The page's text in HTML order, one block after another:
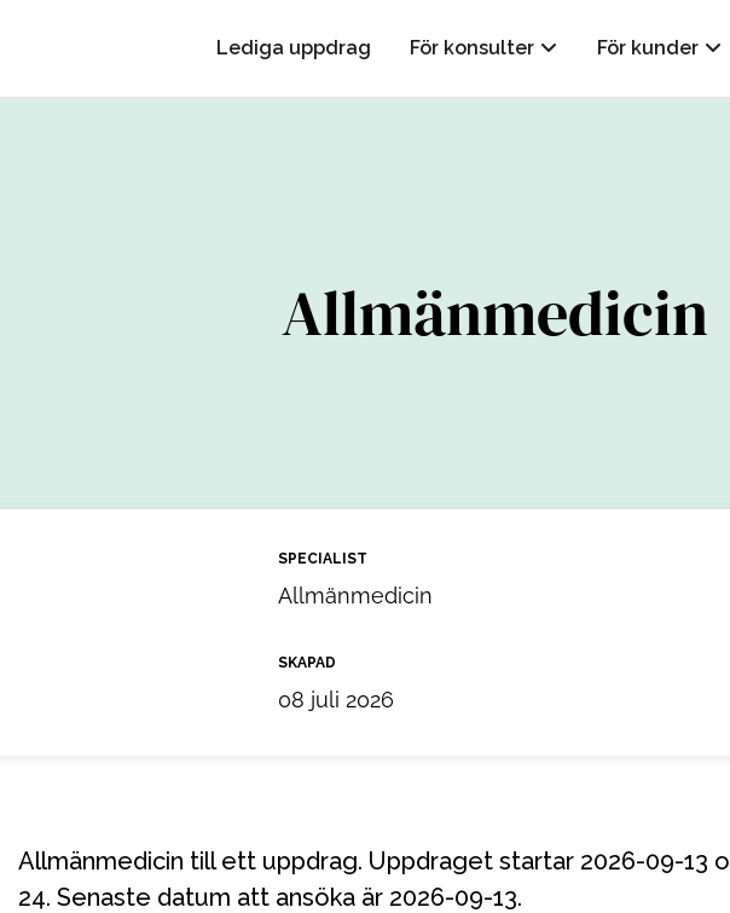
Lediga uppdrag För konsulter För kunder
Allmänmedicin
SPECIALIST
Allmänmedicin
SKAPAD
08 juli 2026
Allmänmedicin till ett uppdrag. Uppdraget startar 2026-09-13 och pågår till 2026-10-
24. Senaste datum att ansöka är 2026-09-13.